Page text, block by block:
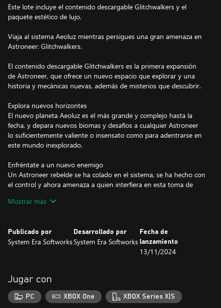
Este lote incluye el contenido descargable Glitchwalkers y el
paquete estético de lujo.
Viaja al sistema Aeoluz mientras persigues una gran amenaza en
Astroneer: Glitchwalkers.
El contenido descargable Glitchwalkers es la primera expansión
de Astroneer, que ofrece un nuevo espacio que explorar y una
historia y mecánicas nuevas, además de misterios que descubrir.
Explora nuevos horizontes
El nuevo planeta Aeoluz es el más grande y complejo hasta la
fecha, y depara nuevos biomas y desafíos a cualquier Astroneer
lo suficientemente valiente o insensato como para adentrarse en
este mundo inexplorado.
Enfréntate a un nuevo enemigo
Un Astroneer rebelde se ha colado en el sistema, se ha hecho con
el control y ahora amenaza a quien interfiera en esta toma de
sin demora a su peligroso nuevo entorno. Con una combinación
de tecnología vieja y nueva, tendrán que pensar rápido para
Contenido adicional por anunciar y actualizaciones gratis para el
juego base
Además de la expansión, se seguirán añadiendo a Astroneer
novedades narrativas y de mecánicas de juego, así como diversas
Mostrar más
Publicado por
System Era Softworks
Desarrollado por
System Era Softworks
Fecha de
lanzamiento
13/11/2024
Jugar con
PC XBOX One XBOX Series X|S